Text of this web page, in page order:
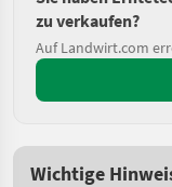
zu verkaufen?
Auf Landwirt.com
Wichtige